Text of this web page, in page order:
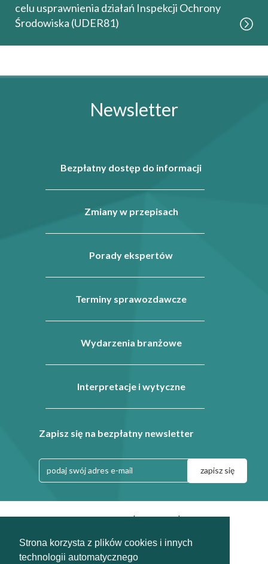
Strona korzysta z plików cookies i innych
technologii automatycznego
celu usprawnienia działań Inspekcji Ochrony
Środowiska (UDER81)
Newsletter
Bezpłatny dostęp do informacji
Zmiany w przepisach
Porady ekspertów
Terminy sprawozdawcze
Wydarzenia branżowe
Interpretacje i wytyczne
Zapisz się na bezpłatny newsletter
Regulamin | Dla prasy |
2010-2026